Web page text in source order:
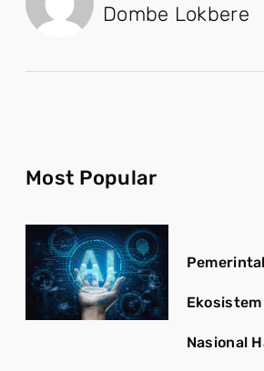
Dombe Lokbere
Most Popular
Nasional